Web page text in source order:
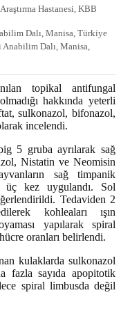
Hastanesi, KBB
Dalı, Manisa, Türkiye
Dalı, Manisa,
topikal antifungal
hakkında yeterli
sulkonazol, bifonazol,
incelendi.
5 gruba ayrılarak sağ
Nistatin ve Neomisin
sağ timpanik
kez uygulandı. Sol
Tedaviden 2
kohleaları ışın
yapılarak spiral
oranları belirlendi.
kulaklarda sulkonazol
fazla sayıda apopitotik
spiral limbusda değil